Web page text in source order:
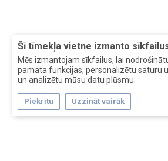
Šī tīmekļa vietne izmanto
Mēs izmantojam sīkfailus, lai
pamata funkcijas, personalizētu saturu
un analizētu mūsu datu plūsmu.
Piekrītu Uzzināt vairāk